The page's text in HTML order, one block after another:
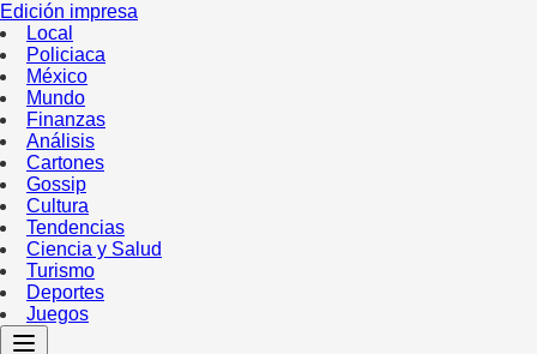
Edición impresa
Local
Policiaca
México
Mundo
Finanzas
Análisis
Cartones
Gossip
Cultura
Tendencias
Ciencia y Salud
Turismo
Deportes
Juegos